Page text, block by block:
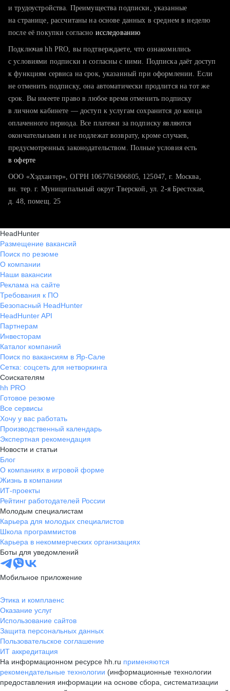
тратите много времени на поиск и вручную поднимаете
хотите сравнить себя с конкурентами и оценить шансы
и трудоустройства. Преимущества подписки, указанные
на странице, рассчитаны на основе данных в среднем в неделю
после её покупки согласно исследованию
Подключая hh PRO, вы подтверждаете, что ознакомились
с условиями подписки и согласны с ними. Подписка даёт доступ
к функциям сервиса на срок, указанный при оформлении. Если
не отменить подписку, она автоматически продлится на тот же
срок. Вы имеете право в любое время отменить подписку
в личном кабинете — доступ к услугам сохранится до конца
оплаченного периода. Все платежи за подписку являются
окончательными и не подлежат возврату, кроме случаев,
предусмотренных законодательством. Полные условия есть
в оферте
ООО «Хэдхантер», ОГРН 1067761906805, 125047, г. Москва,
вн. тер. г. Муниципальный округ Тверской, ул. 2-я Брестская,
д. 48, помещ. 25
HeadHunter
Размещение вакансий
Поиск по резюме
О компании
Наши вакансии
Реклама на сайте
Требования к ПО
Безопасный HeadHunter
HeadHunter API
Партнерам
Инвесторам
Каталог компаний
Поиск по вакансиям в Яр-Сале
Сетка: соцсеть для нетворкинга
Соискателям
hh PRO
Готовое резюме
Все сервисы
Хочу у вас работать
Производственный календарь
Экспертная рекомендация
Новости и статьи
Блог
О компаниях в игровой форме
Жизнь в компании
ИТ-проекты
Рейтинг работодателей России
Молодым специалистам
Карьера для молодых специалистов
Школа программистов
Карьера в некоммерческих организациях
Боты для уведомлений
Мобильное приложение
Этика и комплаенс
Оказание услуг
Использование сайтов
Защита персональных данных
Пользовательское соглашение
ИТ аккредитация
На информационном ресурсе hh.ru применяются
рекомендательные технологии (информационные технологии
предоставления информации на основе сбора, систематизации